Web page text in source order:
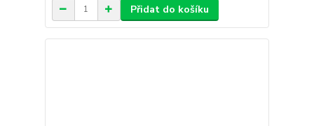
Přidat do košíku